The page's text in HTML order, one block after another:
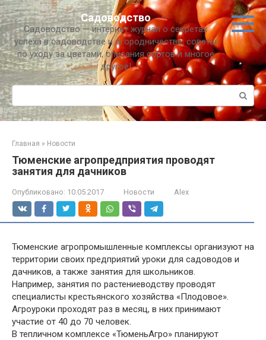
Перейти
к
контенту
Садоводство
Садоводство — интернет журнал о секретах
успеха в садоводстве и огородничестве, советы
по уходу за цветами, описания сортов и многое
другое!
Поиск:
Главная » Новости
Тюменские агропредприятия проводят
занятия для дачников
Опубликовано: 10.05.2017 Новости Alex
Тюменские агропромышленные комплексы организуют на
территории своих предприятий уроки для садоводов и
дачников, а также занятия для школьников.
Например, занятия по растениеводству проводят
специалисты крестьянского хозяйства «Плодовое».
Агроуроки проходят раз в месяц, в них принимают
участие от 40 до 70 человек.
В тепличном комплексе «ТюменьАгро» планируют